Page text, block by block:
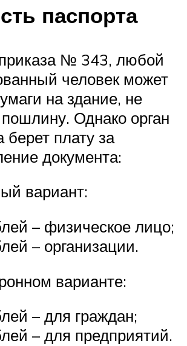
паспорта
№ 343, любой
человек может
на здание, не
Однако орган
берет плату за
документа:
вариант:
– физическое лицо;
– организации.
варианте:
– для граждан;
– для предприятий.